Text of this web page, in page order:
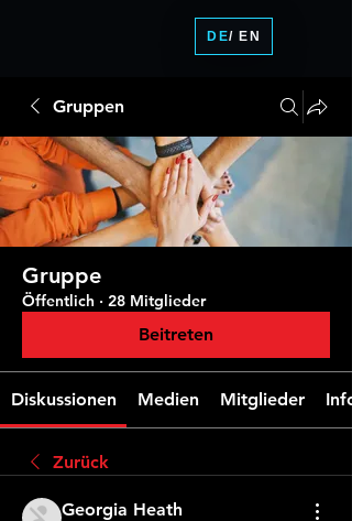
Gruppen
Gruppe
Öffentlich · 28 Mitglieder
Beitreten
Diskussionen Medien Mitglieder Info
Zurück
Georgia Heath
DE/ EN